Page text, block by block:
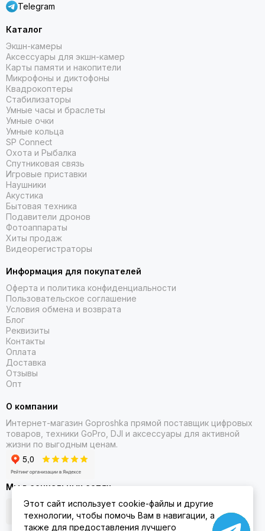
хранения
Преимущества:
Полная совместимость с Insta360 и смартфонами (iPhone,
Android)
Стабилизация FlowState, Deep Track, Horizon Lock
Управление жестами, голосом, через приложение
Insta360
Компактность, лёгкость и автономность для мобильной
съёмки
Для кого подходит:
Видеографы, блогеры, TikTok и YouTube-креаторы
Владельцы Insta360, стремящиеся к профессиональной
стабилизации
Почему выбирают нас:
Мы предлагаем оригинальные стабилизаторы Insta360 и
совместимые аксессуары, протестированные в реальных
условиях. Все товары в наличии, с быстрой доставкой и
гарантией качества. При необходимости — консультируем
Telegram
Каталог
Экшн-камеры
Аксессуары для экшн-камер
Карты памяти и накопители
Микрофоны и диктофоны
Квадрокоптеры
Стабилизаторы
Умные часы и браслеты
Умные очки
Умные кольца
SP Connect
Охота и Рыбалка
Спутниковая связь
Игровые приставки
Наушники
Акустика
Бытовая техника
Подавители дронов
Фотоаппараты
Хиты продаж
Видеорегистраторы
Информация для покупателей
Оферта и политика конфиденциальности
Пользовательское соглашение
Условия обмена и возврата
Блог
Реквизиты
Контакты
Оплата
Доставка
Отзывы
Опт
О компании
Интернет-магазин Goproshka прямой поставщик цифровых
товаров, техники GoPro, DJI и аксессуары для активной
жизни по выгодным ценам.
Мы в социальных сетях
Этот сайт использует cookie-файлы и другие
технологии, чтобы помочь Вам в навигации, а
также для предоставления лучшего